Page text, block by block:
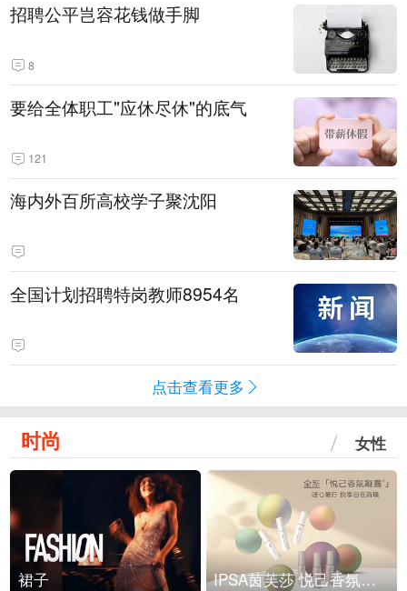
招聘公平岂容花钱做手脚
8
要给全体职工"应休尽休"的底气
121
海内外百所高校学子聚沈阳
全国计划招聘特岗教师8954名
点击查看更多
时尚 女性
裙子 IPSA茵芙莎 悦己香氛凝露上市